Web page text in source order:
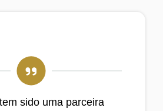
sido uma parceira